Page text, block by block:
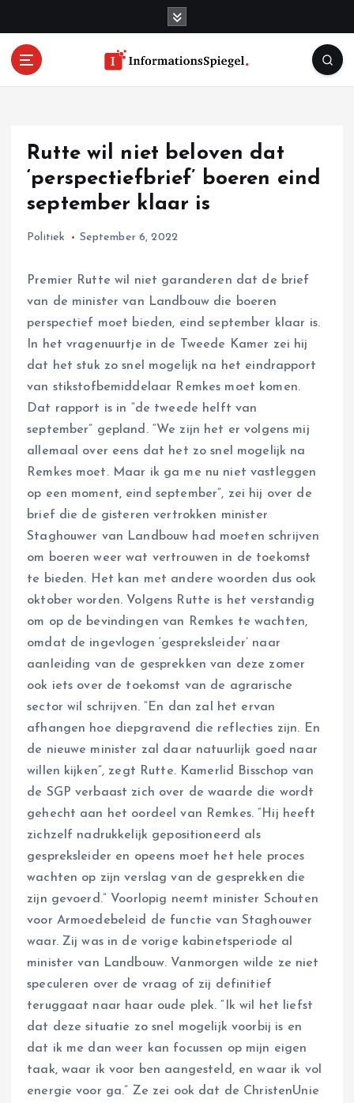
Rutte wil niet beloven dat
‘perspectiefbrief’ boeren eind
september klaar is
Politiek September 6, 2022
Premier Rutte wil niet garanderen dat de brief
van de minister van Landbouw die boeren
perspectief moet bieden, eind september klaar is.
In het vragenuurtje in de Tweede Kamer zei hij
dat het stuk zo snel mogelijk na het eindrapport
van stikstofbemiddelaar Remkes moet komen.
Dat rapport is in “de tweede helft van
september” gepland. “We zijn het er volgens mij
allemaal over eens dat het zo snel mogelijk na
Remkes moet. Maar ik ga me nu niet vastleggen
op een moment, eind september”, zei hij over de
brief die de gisteren vertrokken minister
Staghouwer van Landbouw had moeten schrijven
om boeren weer wat vertrouwen in de toekomst
te bieden. Het kan met andere woorden dus ook
oktober worden. Volgens Rutte is het verstandig
om op de bevindingen van Remkes te wachten,
omdat de ingevlogen ‘gespreksleider’ naar
aanleiding van de gesprekken van deze zomer
ook iets over de toekomst van de agrarische
sector wil schrijven. “En dan zal het ervan
afhangen hoe diepgravend die reflecties zijn. En
de nieuwe minister zal daar natuurlijk goed naar
willen kijken”, zegt Rutte. Kamerlid Bisschop van
de SGP verbaast zich over de waarde die wordt
gehecht aan het oordeel van Remkes. “Hij heeft
zichzelf nadrukkelijk gepositioneerd als
gespreksleider en opeens moet het hele proces
wachten op zijn verslag van de gesprekken die
zijn gevoerd.” Voorlopig neemt minister Schouten
voor Armoedebeleid de functie van Staghouwer
waar. Zij was in de vorige kabinetsperiode al
minister van Landbouw. Vanmorgen wilde ze niet
speculeren over de vraag of zij definitief
teruggaat naar haar oude plek. “Ik wil het liefst
dat deze situatie zo snel mogelijk voorbij is en
dat ik me dan weer kan focussen op mijn eigen
taak, waar ik voor ben aangesteld, en waar ik vol
energie voor ga.” Ze zei ook dat de ChristenUnie